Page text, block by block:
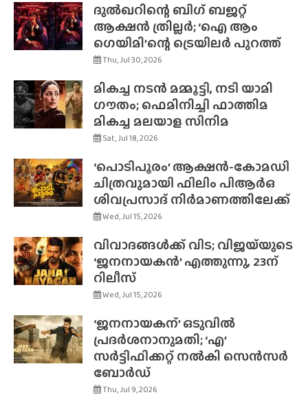
ദുൽഖറിന്റെ ബിഗ് ബജറ്റ്
ആക്ഷൻ ത്രില്ലർ; ‘ഐ ആം
ഗെയിമി’ന്റെ ട്രെയിലർ പുറത്ത്
Thu, Jul 30, 2026
മികച്ച നടൻ മമ്മൂട്ടി, നടി യാമി
ഗൗതം; ഫെമിനിച്ചി ഫാത്തിമ
മികച്ച മലയാള സിനിമ
Sat, Jul 18, 2026
‘പൊടിപൂരം’ ആക്ഷൻ-കോമഡി
ചിത്രവുമായി ഫിലിം പിആർഒ
ശിവപ്രസാദ് നിർമാണത്തിലേക്ക്
Wed, Jul 15, 2026
വിവാദങ്ങൾക്ക് വിട; വിജയ്‌യുടെ
‘ജനനായകൻ’ എത്തുന്നു, 23ന്
റിലീസ്
Wed, Jul 15, 2026
‘ജനനായകന്’ ഒടുവിൽ
പ്രദർശനാനുമതി; ‘എ’
സർട്ടിഫിക്കറ്റ് നൽകി സെൻസർ
ബോർഡ്
Thu, Jul 9, 2026